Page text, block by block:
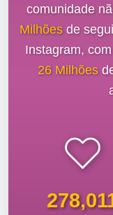
comunidade
Milhõesde
Instagram,
26 Milhões